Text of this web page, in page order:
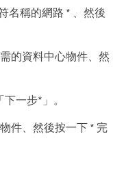
名稱的網路 * 、然後
的資料中心物件、然
一步*」。
件、然後按一下 * 完